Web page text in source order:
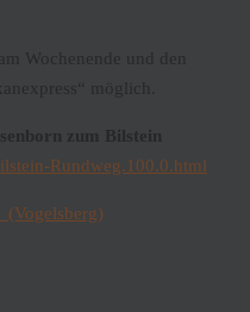
Wochenende und den
möglich.
zum Bilstein
Rundweg.100.0.html